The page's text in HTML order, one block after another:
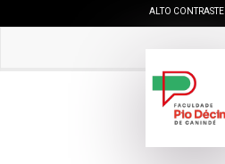
ALTO CONTRASTE